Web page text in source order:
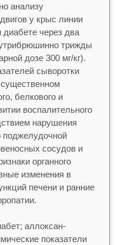
анализу
у крыс линии
через два
трижды
дозе 300 мг/кг).
сыворотки
белкового и
воспалительного
нарушения
поджелудочной
сосудов и
органного
изменения в
печени и ранние
аллоксан-
показатели